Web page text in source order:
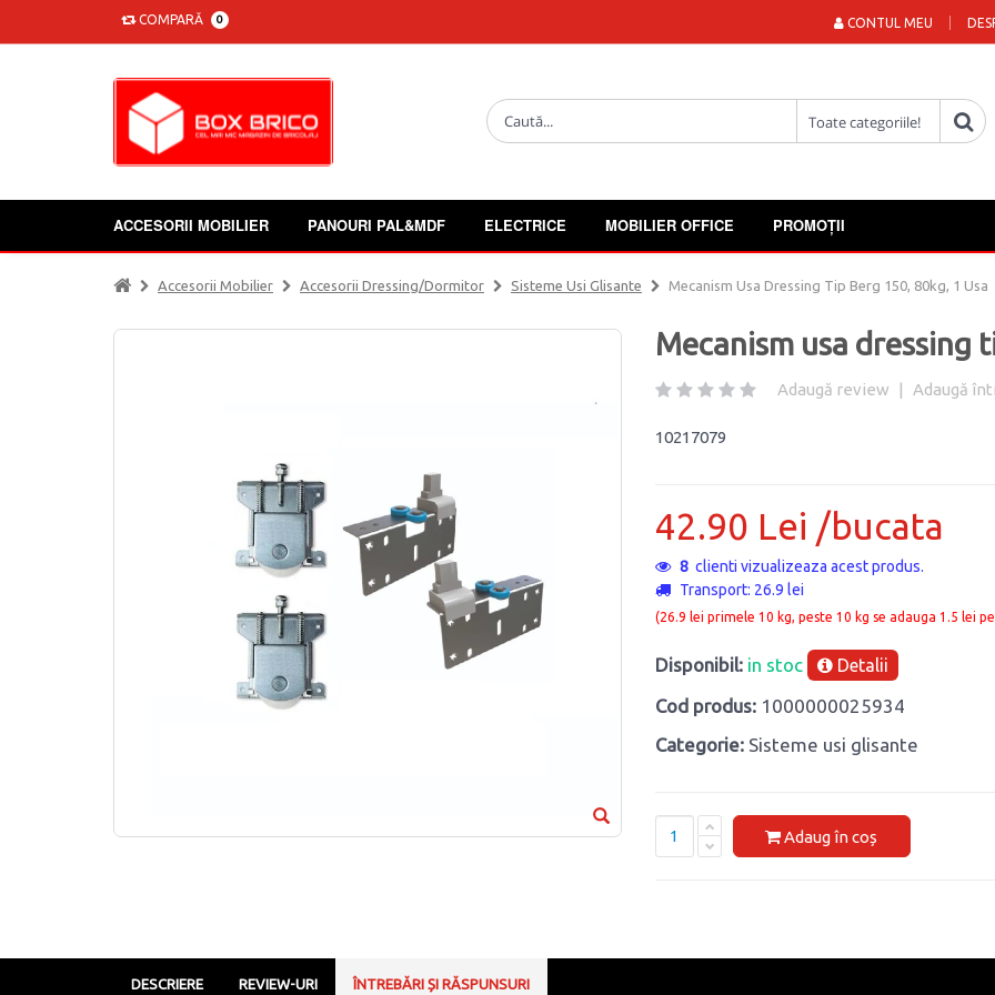
COMPARĂ 0 CONTUL MEU
ACCESORII MOBILIER PANOURI PAL&MDF ELECTRICE MOBILIER OFFICE PROMOȚII
Accesorii Mobilier Accesorii Dressing/dormitor Sisteme Usi Glisante Mecanism Usa Dressing Tip Berg 150, 80kg, 1 Usa
Mecanism usa dressing
Adaugă review | Adaugă
10217079
42.90 Lei /bucata
8clienti vizualizeaza acest produs.
Transport: 26.9 lei
(26.9 lei primele 10 kg, peste 10 kg se adauga 1.5 lei
Disponibil: in stoc Detalii
Cod produs: 1000000025934
Categorie: Sisteme usi glisante
Adaug în coș
DESCRIERE REVIEW-URI ÎNTREBĂRI ȘI RĂSPUNSURI